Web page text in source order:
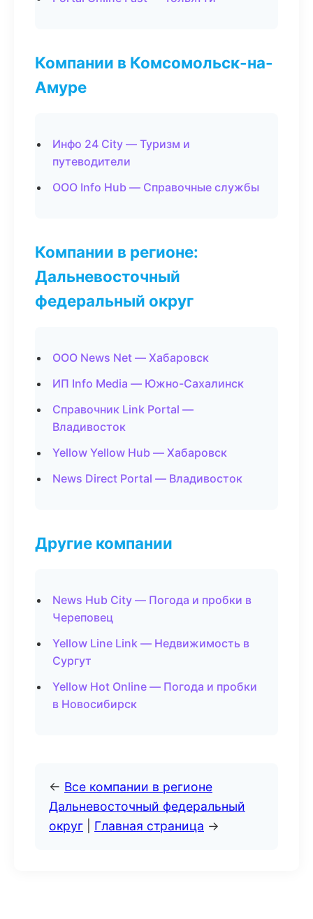
Компании в Комсомольск-на-
Амуре
Инфо 24 City — Туризм и
путеводители
ООО Info Hub — Справочные службы
Компании в регионе:
Дальневосточный
федеральный округ
ООО News Net — Хабаровск
ИП Info Media — Южно-Сахалинск
Справочник Link Portal —
Владивосток
Yellow Yellow Hub — Хабаровск
News Direct Portal — Владивосток
Другие компании
News Hub City — Погода и пробки в
Череповец
Yellow Line Link — Недвижимость в
Сургут
Yellow Hot Online — Погода и пробки
в Новосибирск
← Все компании в регионе
Дальневосточный федеральный
округ
Главная страница →